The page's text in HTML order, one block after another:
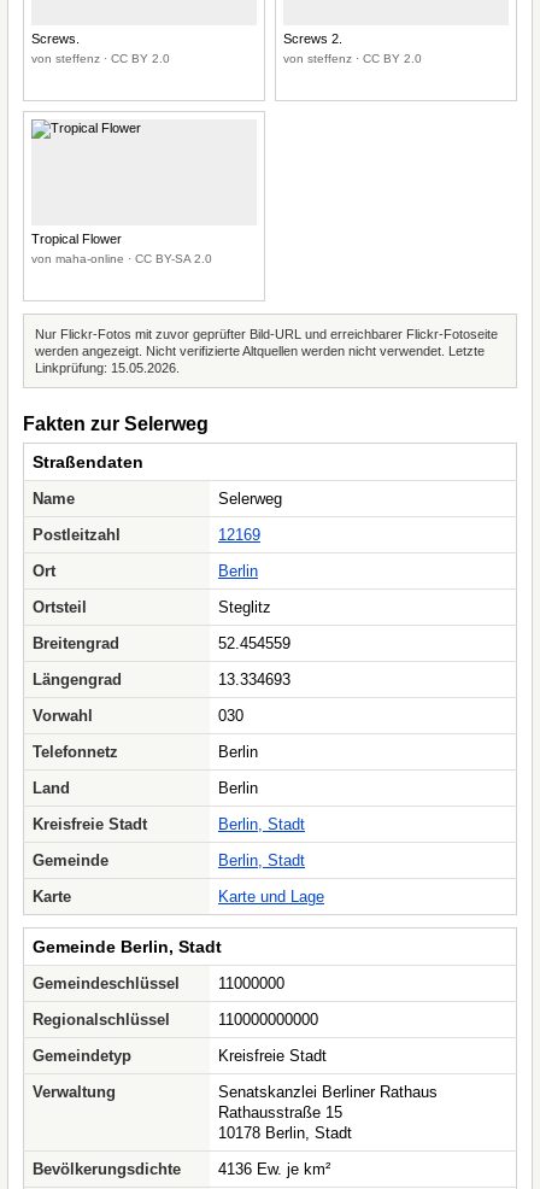
Screws.
von steffenz · CC BY 2.0
Screws 2.
von steffenz · CC BY 2.0
Tropical Flower
von maha-online · CC BY-SA 2.0
Nur Flickr-Fotos mit zuvor geprüfter Bild-URL und erreichbarer Flickr-Fotoseite
werden angezeigt. Nicht verifizierte Altquellen werden nicht verwendet. Letzte
Linkprüfung: 15.05.2026.
Fakten zur Selerweg
Straßendaten
Name
Selerweg
Postleitzahl
12169
Ort
Berlin
Ortsteil
Steglitz
Breitengrad
52.454559
Längengrad
13.334693
Vorwahl
030
Telefonnetz
Berlin
Land
Berlin
Kreisfreie Stadt
Berlin, Stadt
Gemeinde
Berlin, Stadt
Karte
Karte und Lage
Gemeinde Berlin, Stadt
Gemeindeschlüssel
11000000
Regionalschlüssel
110000000000
Gemeindetyp
Kreisfreie Stadt
Verwaltung
Senatskanzlei Berliner Rathaus
Rathausstraße 15
10178 Berlin, Stadt
Bevölkerungsdichte
4136 Ew. je km²